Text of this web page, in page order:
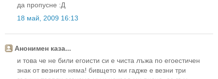
да пропусне :Д
18 май, 2009 16:13
Анонимен каза...
и това че не били егоисти си е чиста лъжа по егоестичен
знак от везните няма! бивщето ми гадже е везни три